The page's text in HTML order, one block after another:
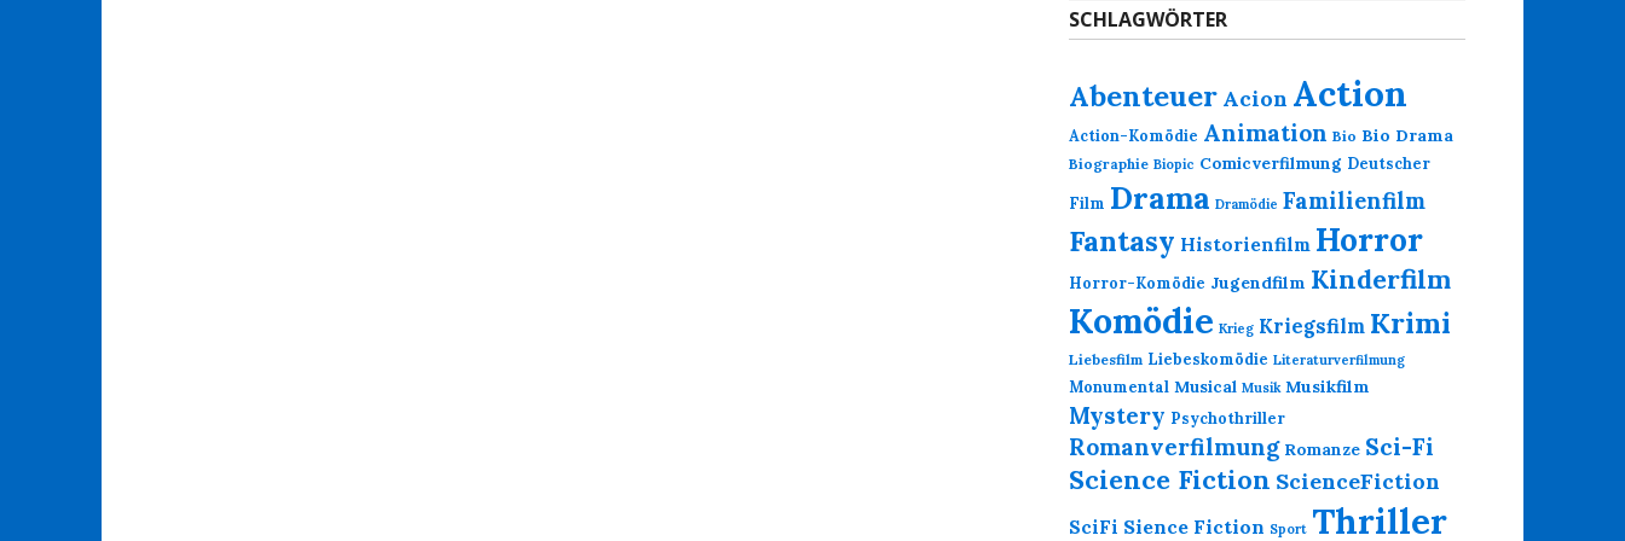
SCHLAGWÖRTER
Abenteuer Acion Action
Action-Komödie Animation Bio Bio Drama
Biographie Biopic Comicverfilmung Deutscher
Film Drama Dramödie Familienfilm
Fantasy Historienfilm Horror
Horror-Komödie Jugendfilm Kinderfilm
Komödie Krieg Kriegsfilm Krimi
Liebesfilm Liebeskomödie Literaturverfilmung
Monumental Musical Musik Musikfilm
Mystery Psychothriller
Romanverfilmung Romanze Sci-Fi
Science Fiction ScienceFiction
SciFi Sience Fiction Sport Thriller